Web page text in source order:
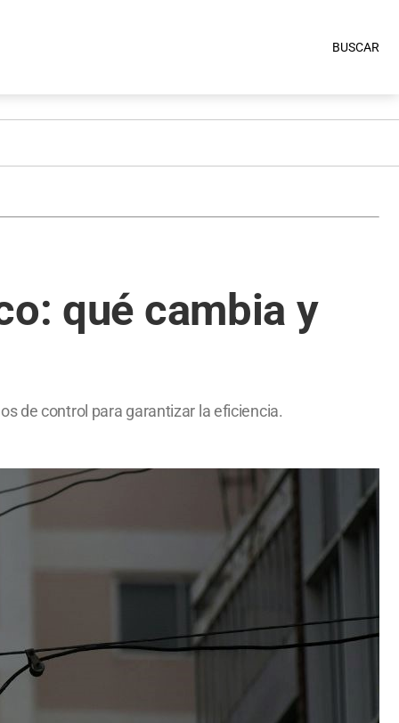
BUSCAR
qué cambia y
de control para garantizar la eficiencia.